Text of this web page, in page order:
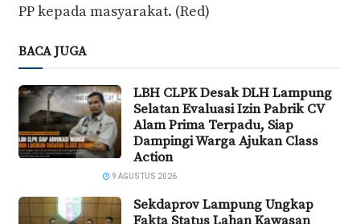
PP kepada masyarakat. (Red)
BACA JUGA
LBH CLPK Desak DLH Lampung
Selatan Evaluasi Izin Pabrik CV
Alam Prima Terpadu, Siap
Dampingi Warga Ajukan Class
Action
9 AGUSTUS 2026
Sekdaprov Lampung Ungkap